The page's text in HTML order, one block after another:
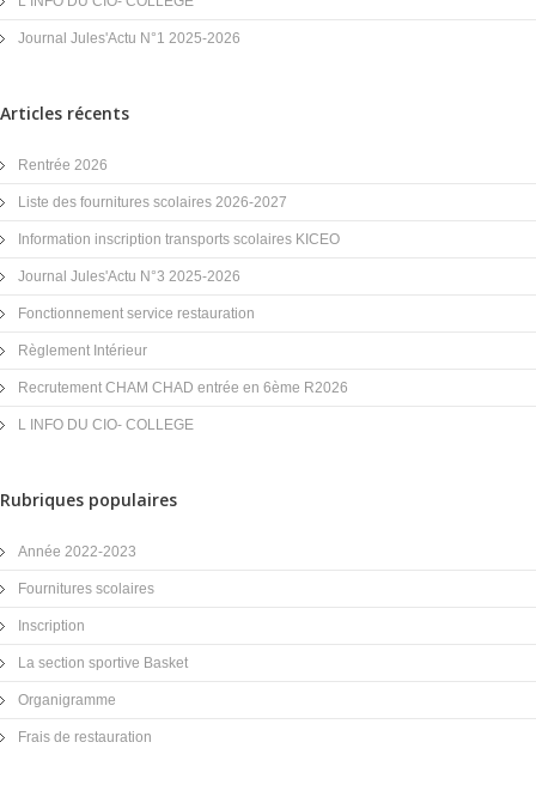
Journal Jules'Actu N°1 2025-2026
Articles récents
Rentrée 2026
Liste des fournitures scolaires 2026-2027
Information inscription transports scolaires KICEO
Journal Jules'Actu N°3 2025-2026
Fonctionnement service restauration
Règlement Intérieur
Recrutement CHAM CHAD entrée en 6ème R2026
L INFO DU CIO- COLLEGE
Rubriques populaires
Année 2022-2023
Fournitures scolaires
Inscription
La section sportive Basket
Organigramme
Frais de restauration